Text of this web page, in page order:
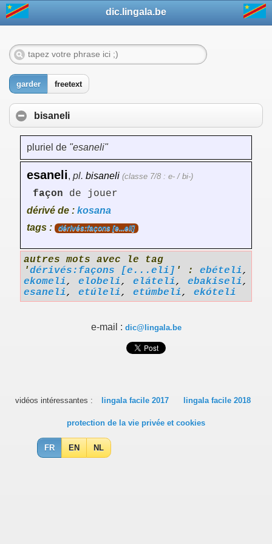
dic.lingala.be
garder freetext
bisaneli
pluriel de "esaneli"
esaneli, pl. bisaneli (classe 7/8 : e- / bi-)
façon de jouer
dérivé de : kosana
tags :
dérivés:façons [e...eli]
autres mots avec le tag
'dérivés:façons [e...eli] ' : ebételi,
ekomeli, elobeli, eláteli, ebakiseli,
esaneli, etúleli, etúmbeli, ekóteli
e-mail : dic@lingala.be
vidéos intéressantes : lingala facile 2017 lingala facile 2018
protection de la vie privée et cookies
FR EN NL